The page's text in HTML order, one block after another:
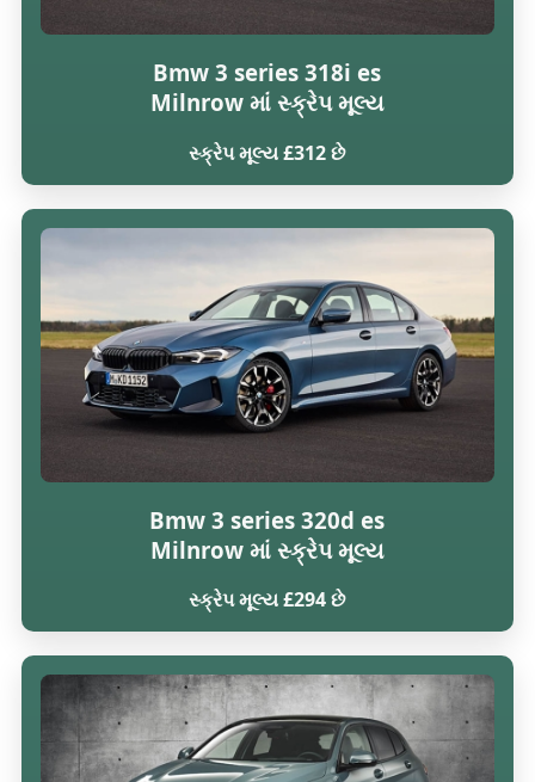
Bmw 3 series 318i es
Milnrow માં સ્ક્રેપ મૂલ્ય
સ્ક્રેપ મૂલ્ય £312 છે
Bmw 3 series 320d es
Milnrow માં સ્ક્રેપ મૂલ્ય
સ્ક્રેપ મૂલ્ય £294 છે